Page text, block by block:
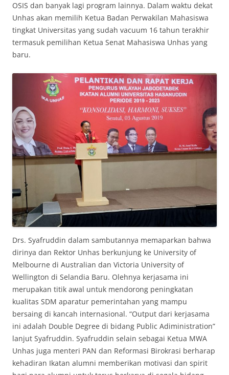
OSIS dan banyak lagi program lainnya. Dalam waktu dekat
Unhas akan memilih Ketua Badan Perwakilan Mahasiswa
tingkat Universitas yang sudah vacuum 16 tahun terakhir
termasuk pemilihan Ketua Senat Mahasiswa Unhas yang
baru.
Drs. Syafruddin dalam sambutannya memaparkan bahwa
dirinya dan Rektor Unhas berkunjung ke University of
Melbourne di Australian dan Victoria University of
Wellington di Selandia Baru. Olehnya kerjasama ini
merupakan titik awal untuk mendorong peningkatan
kualitas SDM aparatur pemerintahan yang mampu
bersaing di kancah internasional. “Output dari kerjasama
ini adalah Double Degree di bidang Public Adiministration”
lanjut Syafruddin. Syafruddin selain sebagai Ketua MWA
Unhas juga menteri PAN dan Reformasi Birokrasi berharap
kehadiran Ikatan alumni memberikan motivasi dan spirit